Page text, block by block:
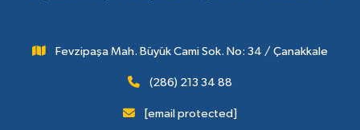
Fevzipaşa Mah. Büyük Cami Sok. No: 34 / Çanakkale
(286) 213 34 88
[email protected]